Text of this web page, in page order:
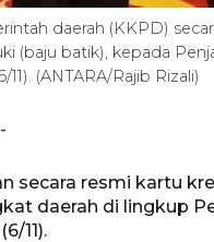
daerah (KKPD)
(baju batik), kepada
(ANTARA/Rajib Rizali)
secara resmi kartu
daerah di lingkup
11).